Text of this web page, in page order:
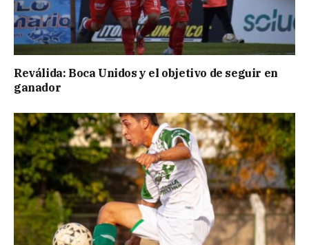
Reválida: Boca Unidos y el objetivo de seguir en
ganador